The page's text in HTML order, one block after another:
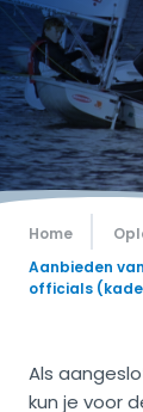
Home
Aanbieden
officials
Als
kun je voor